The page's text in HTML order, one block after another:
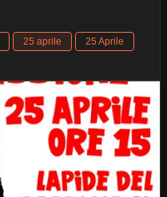
25 aprile
25 Aprile